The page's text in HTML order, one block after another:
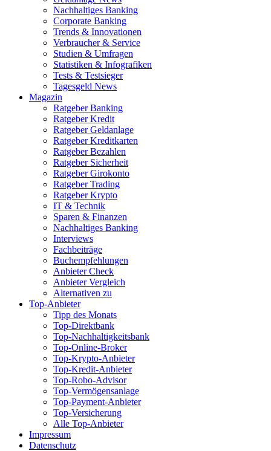
Nachhaltiges Banking
Corporate Banking
Trends & Innovationen
Verbraucher & Service
Studien & Umfragen
Statistiken & Infografiken
Tests & Testsieger
Tagesgeld News
Magazin
Ratgeber Banking
Ratgeber Kredit
Ratgeber Geldanlage
Ratgeber Kreditkarten
Ratgeber Bezahlen
Ratgeber Sicherheit
Ratgeber Girokonto
Ratgeber Trading
Ratgeber Krypto
IT & Technik
Sparen & Finanzen
Nachhaltiges Banking
Interviews
Fachbeiträge
Buchempfehlungen
Anbieter Check
Anbieter Vergleich
Alternativen zu
Top-Anbieter
Tipp des Monats
Top-Direktbank
Top-Nachhaltigkeitsbank
Top-Online-Broker
Top-Krypto-Anbieter
Top-Kredit-Anbieter
Top-Robo-Advisor
Top-Vermögensanlage
Top-Payment-Anbieter
Top-Versicherung
Alle Top-Anbieter
Impressum
Datenschutz